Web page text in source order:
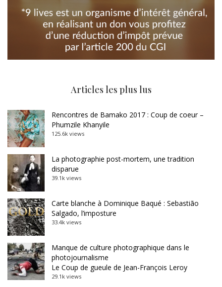
Articles les plus lus
Rencontres de Bamako 2017 : Coup de coeur –
Phumzile Khanyile
125.6k views
La photographie post-mortem, une tradition
disparue
39.1k views
Carte blanche à Dominique Baqué : Sebastião
Salgado, l’imposture
33.4k views
Manque de culture photographique dans le
photojournalisme
Le Coup de gueule de Jean-François Leroy
29.1k views